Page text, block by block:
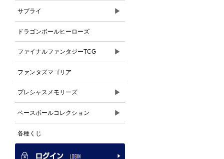
サプライ ▶
ドラゴンボールヒーローズ
ファイナルファンタジーTCG ▶
ファンタズマゴリア
プレシャスメモリーズ ▶
ベースボールコレクション ▶
各種くじ